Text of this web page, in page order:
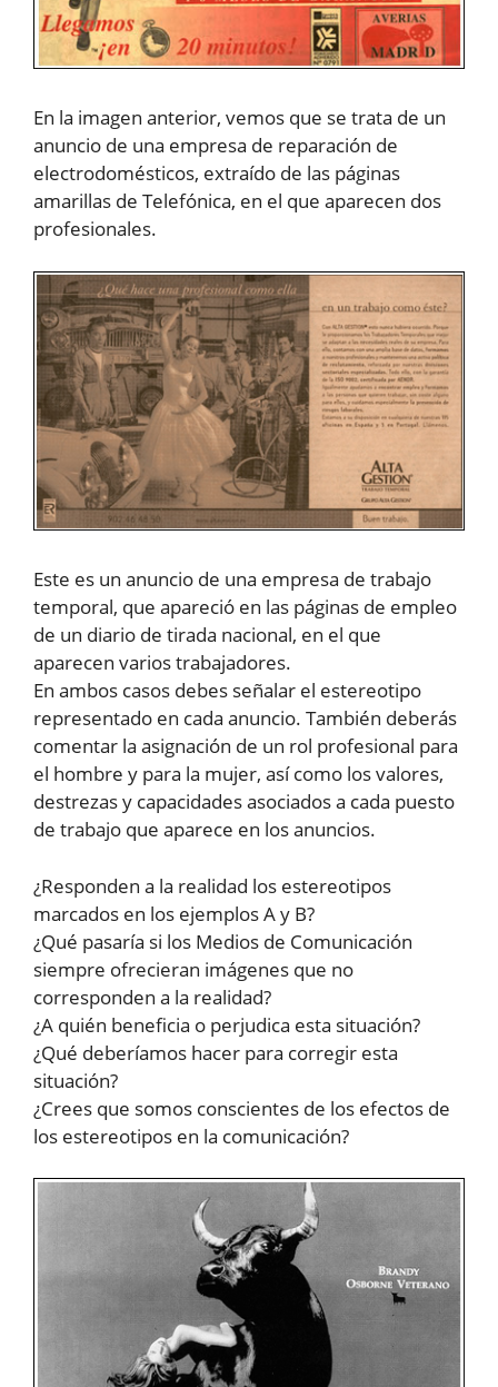
En la imagen anterior, vemos que se trata de un
anuncio de una empresa de reparación de
electrodomésticos, extraído de las páginas
amarillas de Telefónica, en el que aparecen dos
profesionales.
Este es un anuncio de una empresa de trabajo
temporal, que apareció en las páginas de empleo
de un diario de tirada nacional, en el que
aparecen varios trabajadores.
En ambos casos debes señalar el estereotipo
representado en cada anuncio. También deberás
comentar la asignación de un rol profesional para
el hombre y para la mujer, así como los valores,
destrezas y capacidades asociados a cada puesto
de trabajo que aparece en los anuncios.
¿Responden a la realidad los estereotipos
marcados en los ejemplos A y B?
¿Qué pasaría si los Medios de Comunicación
siempre ofrecieran imágenes que no
corresponden a la realidad?
¿A quién beneficia o perjudica esta situación?
¿Qué deberíamos hacer para corregir esta
situación?
¿Crees que somos conscientes de los efectos de
los estereotipos en la comunicación?